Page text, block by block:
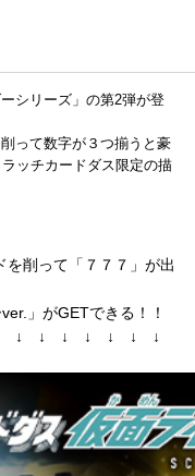
シリーズ」の第2弾が登
って数字が３つ揃うと豪
ッチカードダス限定の描
削って「７７７」が出
」がGETできる！！
↓　↓　↓　↓　↓　↓　↓